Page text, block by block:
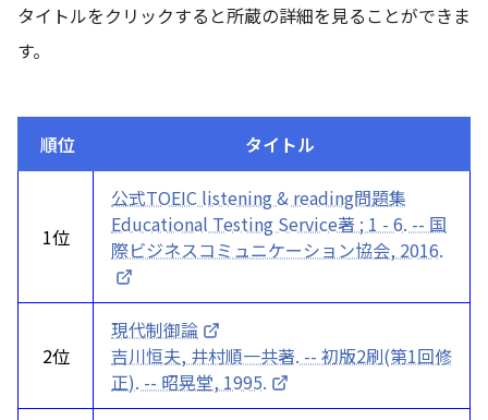
タイトルをクリックすると所蔵の詳細を見ることができま
す。
順位 タイトル
1位
公式TOEIC listening & reading問題集
Educational Testing Service著 ; 1 - 6. -- 国
際ビジネスコミュニケーション協会, 2016.
2位
現代制御論
吉川恒夫, 井村順一共著. -- 初版2刷(第1回修
正). -- 昭晃堂, 1995.